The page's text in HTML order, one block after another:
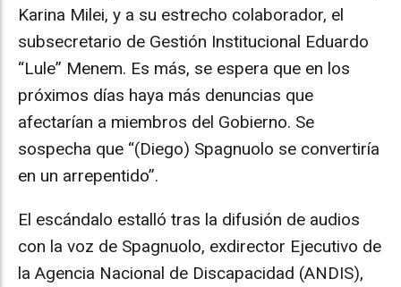
Karina Milei, y a su estrecho colaborador, el
subsecretario de Gestión Institucional Eduardo
“Lule” Menem. Es más, se espera que en los
próximos días haya más denuncias que
afectarían a miembros del Gobierno. Se
sospecha que “(Diego) Spagnuolo se convertiría
en un arrepentido”.
El escándalo estalló tras la difusión de audios
con la voz de Spagnuolo, exdirector Ejecutivo de
la Agencia Nacional de Discapacidad (ANDIS),